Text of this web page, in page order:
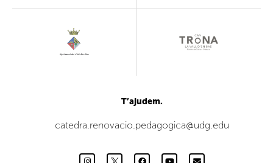
T’ajudem.
catedra.renovacio.pedagogica@udg.edu